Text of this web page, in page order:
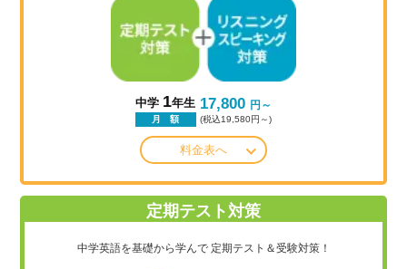
中学 1年生
月 額
17,800 円～
(税込19,580円～)
料金表へ
定期テスト対策
中学英語を基礎から学んで 定期テスト＆受験対策！